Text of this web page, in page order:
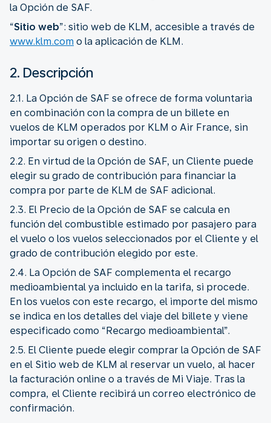
la Opción de SAF.
“Sitio web”: sitio web de KLM, accesible a través de
www.klm.com o la aplicación de KLM.
2. Descripción
2.1. La Opción de SAF se ofrece de forma voluntaria
en combinación con la compra de un billete en
vuelos de KLM operados por KLM o Air France, sin
importar su origen o destino.
2.2. En virtud de la Opción de SAF, un Cliente puede
elegir su grado de contribución para financiar la
compra por parte de KLM de SAF adicional.
2.3. El Precio de la Opción de SAF se calcula en
función del combustible estimado por pasajero para
el vuelo o los vuelos seleccionados por el Cliente y el
grado de contribución elegido por este.
2.4. La Opción de SAF complementa el recargo
medioambiental ya incluido en la tarifa, si procede.
En los vuelos con este recargo, el importe del mismo
se indica en los detalles del viaje del billete y viene
especificado como “Recargo medioambiental”.
2.5. El Cliente puede elegir comprar la Opción de SAF
en el Sitio web de KLM al reservar un vuelo, al hacer
la facturación online o a través de Mi Viaje. Tras la
compra, el Cliente recibirá un correo electrónico de
confirmación.